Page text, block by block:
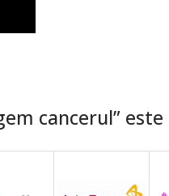
cancerul”